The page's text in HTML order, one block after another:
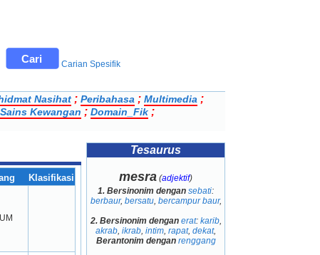
Carian Spesifik
Nasihat ; Peribahasa ; Multimedia ;
Kewangan ; Domain_Fik ;
Klasifikasi
Tesaurus
mesra (adjektif)
1. Bersinonim dengan sebati:
berbaur, bersatu, bercampur baur,
2. Bersinonim dengan erat: karib,
akrab, ikrab, intim, rapat, dekat,
Berantonim dengan renggang